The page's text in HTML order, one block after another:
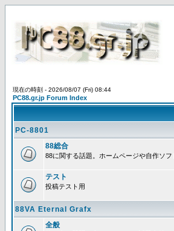
現在の時刻 - 2026/08/07 (Fri) 08:44
PC88.gr.jp Forum Index
PC-8801
88総合
88に関する話題。ホームページや自作ソフ
テスト
投稿テスト用
88VA Eternal Grafx
全般